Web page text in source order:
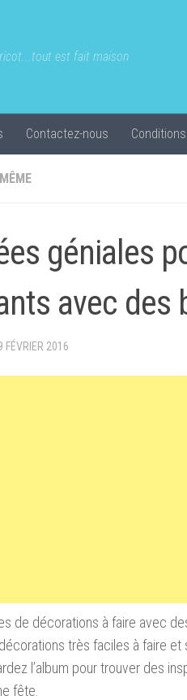
est fait maison
Contactez-nous
géniales
avec des
FÉVRIER 2016
de décorations à faire avec
très faciles à faire
l’album pour trouver des
fête.